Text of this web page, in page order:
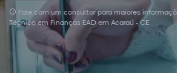
Fale com um consultor para maiores
Técnico em Finanças EAD em Acaraú - CE.